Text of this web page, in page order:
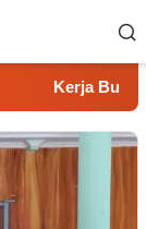
Kerja Buruh